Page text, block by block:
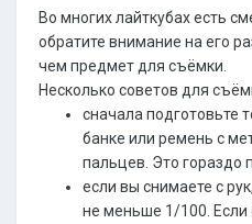
Во многих лайткубах есть
обратите внимание на его
чем предмет для съёмки.
Несколько советов для
сначала подготовьте
банке или ремень с
пальцев. Это гораздо
если вы снимаете с
не меньше 1/100. Если